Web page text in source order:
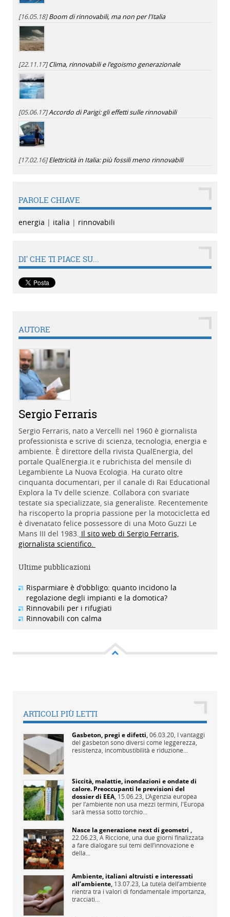
[16.05.18]Boom di rinnovabili, ma non per l'Italia
[22.11.17]Clima, rinnovabili e l'egoismo generazionale
[05.06.17]Accordo di Parigi: gli effetti sulle rinnovabili
[17.02.16]Elettricità in Italia: più fossili meno rinnovabili
PAROLE CHIAVE
energia | italia | rinnovabili
DI' CHE TI PIACE SU...
AUTORE
Sergio Ferraris
Sergio Ferraris, nato a Vercelli nel 1960 è giornalista
professionista e scrive di scienza, tecnologia, energia e
ambiente. È direttore della rivista QualEnergia, del
portale QualEnergia.it e rubrichista del mensile di
Legambiente La Nuova Ecologia. Ha curato oltre
cinquanta documentari, per il canale di Rai Educational
Explora la Tv delle scienze. Collabora con svariate
testate sia specializzate, sia generaliste. Recentemente
ha riscoperto la propria passione per la motocicletta ed
è divenatato felice possessore di una Moto Guzzi Le
Mans III del 1983. Il sito web di Sergio Ferraris,
giornalista scientifico.
Ultime pubblicazioni
Risparmiare è d'obbligo: quanto incidono la
regolazione degli impianti e la domotica?
Rinnovabili per i rifugiati
Rinnovabili con calma
ARTICOLI PIÙ LETTI
Gasbeton, pregi e difetti,06.03.20, I vantaggi
del gasbeton sono diversi come leggerezza,
resistenza, incombustibilità e riduzione...
Siccità, malattie, inondazioni e ondate di
calore. Preoccupanti le previsioni del
dossier di EEA, 15.06.23, L’Agenzia europea
per l’ambiente non usa mezzi termini, l'Europa
sarà messa sotto torchio...
Nasce la generazione next di geometri ,
22.06.23, A Riccione, una due giorni finalizzata
a fare dialogare sui temi dell’innovazione e
della...
Ambiente, italiani altruisti e interessati
all’ambiente, 13.07.23, La tutela dell’ambiente
rientra tra i valori di fondamentale importanza,
tracciati...